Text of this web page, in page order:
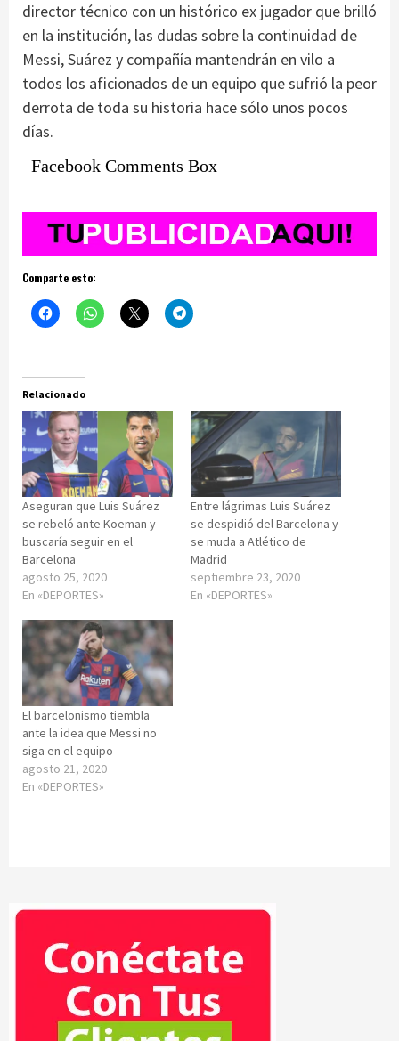
director técnico con un histórico ex jugador que brilló
en la institución, las dudas sobre la continuidad de
Messi, Suárez y compañía mantendrán en vilo a
todos los aficionados de un equipo que sufrió la peor
derrota de toda su historia hace sólo unos pocos
días.
Facebook Comments Box
Comparte esto:
Relacionado
Aseguran que Luis Suárez
se rebeló ante Koeman y
buscaría seguir en el
Barcelona
agosto 25, 2020
En «DEPORTES»
Entre lágrimas Luis Suárez
se despidió del Barcelona y
se muda a Atlético de
Madrid
septiembre 23, 2020
En «DEPORTES»
El barcelonismo tiembla
ante la idea que Messi no
siga en el equipo
agosto 21, 2020
En «DEPORTES»